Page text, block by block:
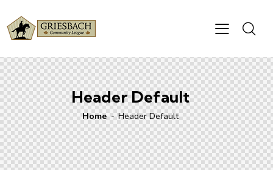
Header Default
Home Header Default